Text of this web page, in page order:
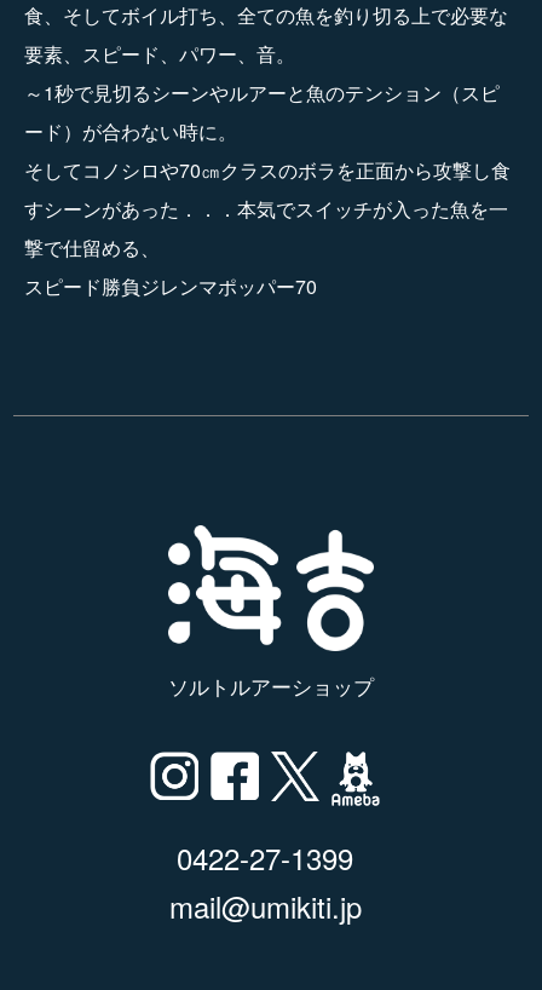
食、そしてボイル打ち、全ての魚を釣り切る上で必要な
要素、スピード、パワー、音。
～1秒で見切るシーンやルアーと魚のテンション（スピ
ード）が合わない時に。
そしてコノシロや70㎝クラスのボラを正面から攻撃し食
すシーンがあった．．．本気でスイッチが入った魚を一
撃で仕留める、
スピード勝負ジレンマポッパー70
ソルトルアーショップ
0422-27-1399
mail@umikiti.jp